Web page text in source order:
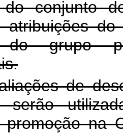
do conjunto
atribuições
do grupo
de
serão
promoção na